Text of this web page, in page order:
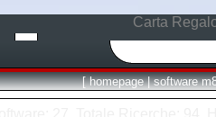
Carta
[ homepage | software